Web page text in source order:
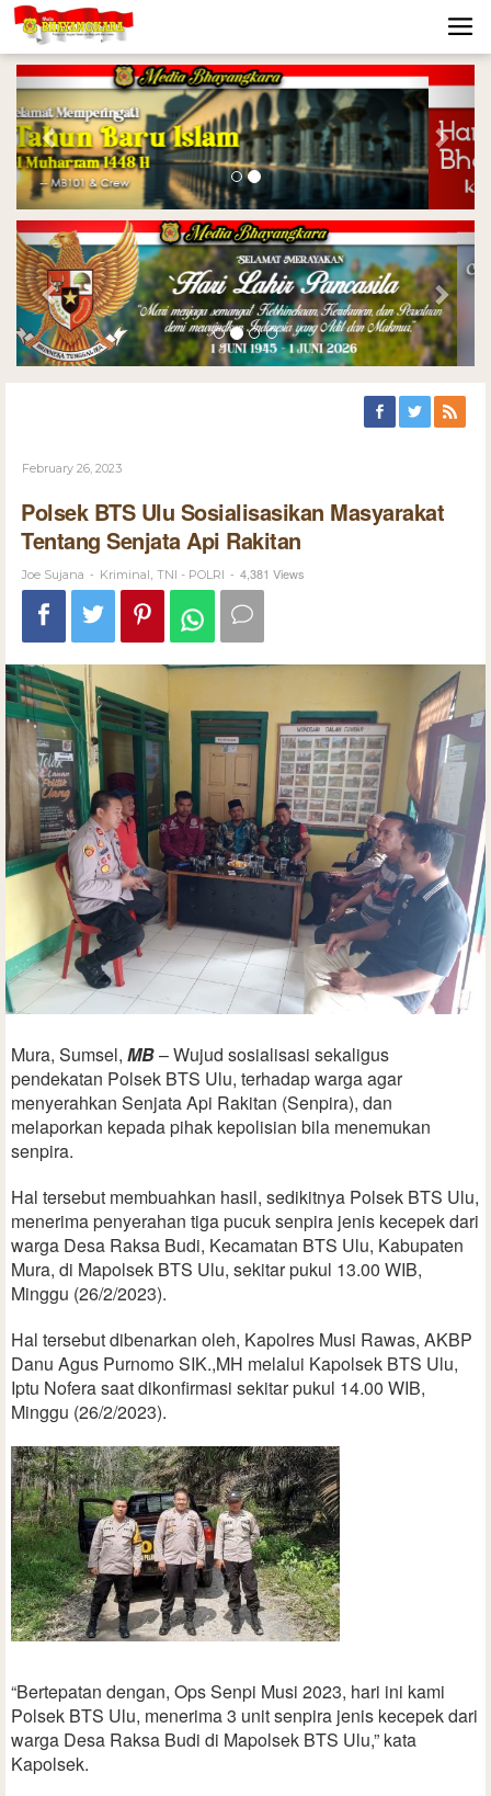
Previous Next
Previous Next
February 26, 2023
Polsek BTS Ulu Sosialisasikan Masyarakat
Tentang Senjata Api Rakitan
Joe Sujana - Kriminal TNI - POLRI - 4,381 Views
Mura, Sumsel, MB– Wujud sosialisasi sekaligus
pendekatan Polsek BTS Ulu, terhadap warga agar
menyerahkan Senjata Api Rakitan (Senpira), dan
melaporkan kepada pihak kepolisian bila menemukan
senpira.
Hal tersebut membuahkan hasil, sedikitnya Polsek BTS Ulu,
menerima penyerahan tiga pucuk senpira jenis kecepek dari
warga Desa Raksa Budi, Kecamatan BTS Ulu, Kabupaten
Mura, di Mapolsek BTS Ulu, sekitar pukul 13.00 WIB,
Minggu (26/2/2023).
Hal tersebut dibenarkan oleh, Kapolres Musi Rawas, AKBP
Danu Agus Purnomo SIK.,MH melalui Kapolsek BTS Ulu,
Iptu Nofera saat dikonfirmasi sekitar pukul 14.00 WIB,
Minggu (26/2/2023).
“Bertepatan dengan, Ops Senpi Musi 2023, hari ini kami
Polsek BTS Ulu, menerima 3 unit senpira jenis kecepek dari
warga Desa Raksa Budi di Mapolsek BTS Ulu,” kata
Kapolsek.